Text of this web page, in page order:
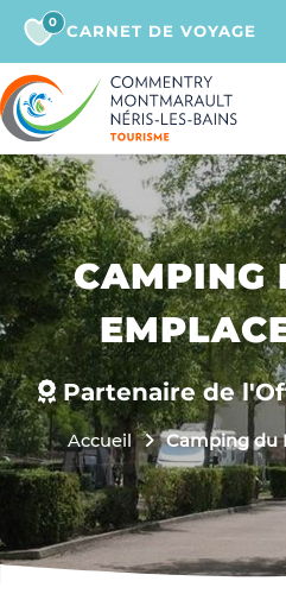
0 CARNET DE VOYAGE
CAMPING
Partenaire de
Accueil Camping du